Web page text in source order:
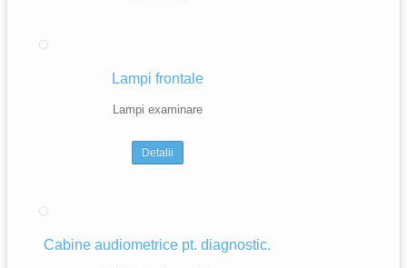
Lampi frontale
Lampi examinare
Detalii
Cabine audiometrice pt. diagnostic.